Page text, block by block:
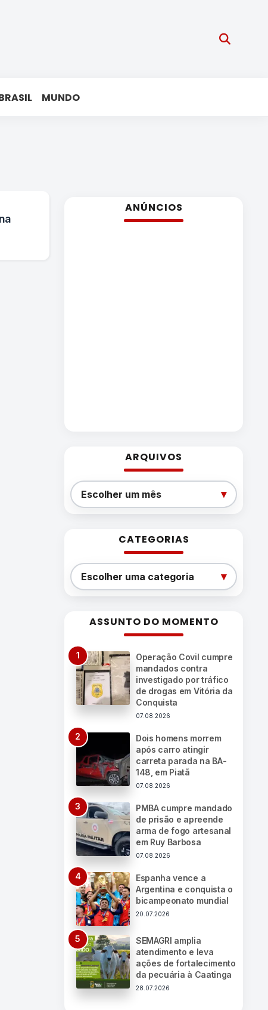
MUNDO
ANÚNCIOS
ARQUIVOS
Arquivos
Escolher um mês ▾
CATEGORIAS
Categorias
Escolher uma categoria ▾
ASSUNTO DO MOMENTO
Operação Covil cumpre
mandados contra
investigado por tráfico
de drogas em Vitória da
Conquista
07.08.2026
Dois homens morrem
após carro atingir
carreta parada na BA-
148, em Piatã
07.08.2026
PMBA cumpre mandado
de prisão e apreende
arma de fogo artesanal
em Ruy Barbosa
07.08.2026
Espanha vence a
Argentina e conquista o
bicampeonato mundial
20.07.2026
SEMAGRI amplia
atendimento e leva
ações de fortalecimento
da pecuária à Caatinga
28.07.2026